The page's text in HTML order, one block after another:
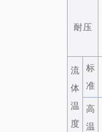
耐压
流
体
温
度
标
准
高
温